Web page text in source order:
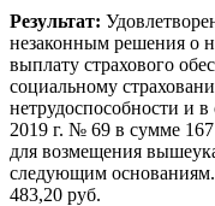
Результат:
незаконным решения о
выплату страхового
социальному
нетрудоспособности и
2019 г. № 69 в сумме
для возмещения
следующим основаниям.
483,20 руб.